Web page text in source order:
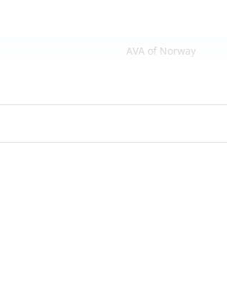
AVA of Norway